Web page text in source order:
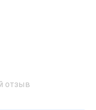
отзыв